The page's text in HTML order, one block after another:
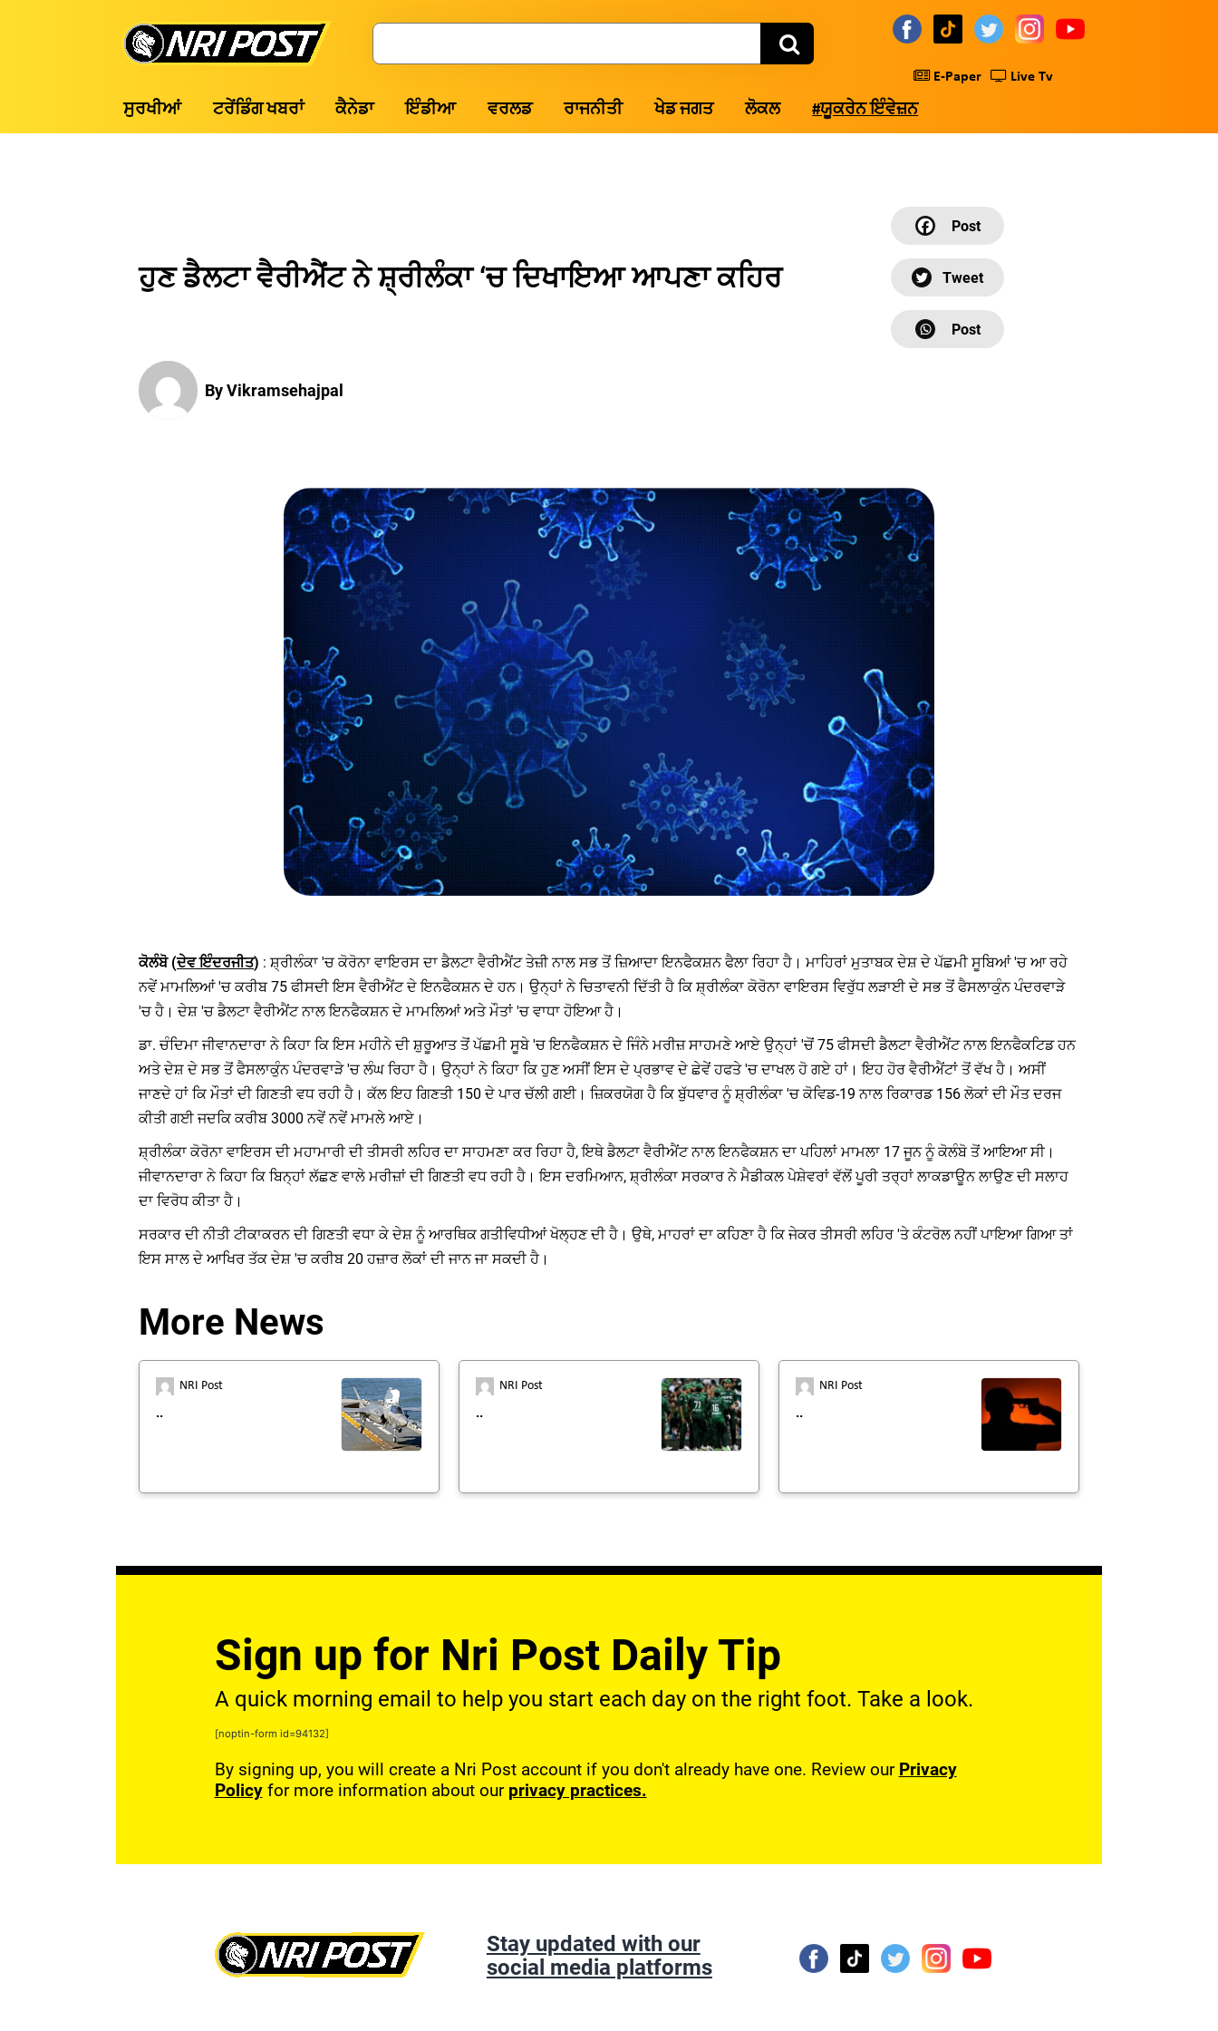
Post
Search
E-Paper Live Tv
ਸੁਰਖੀਆਂ ਟਰੇਂਡਿੰਗ ਖਬਰਾਂ ਕੈਨੇਡਾ ਇੰਡੀਆ ਵਰਲਡ ਰਾਜਨੀਤੀ ਖੇਡ ਜਗਤ ਲੋਕਲ #ਯੂਕਰੇਨ ਇੰਵੇਜ਼ਨ
ਹੁਣ ਡੈਲਟਾ ਵੈਰੀਐਂਟ ਨੇ ਸ਼੍ਰੀਲੰਕਾ ‘ਚ ਦਿਖਾਇਆ ਆਪਣਾ ਕਹਿਰ
By Vikramsehajpal
ਕੋਲੰਬੋ (ਦੇਵ ਇੰਦਰਜੀਤ) : ਸ਼੍ਰੀਲੰਕਾ 'ਚ ਕੋਰੋਨਾ ਵਾਇਰਸ ਦਾ ਡੈਲਟਾ ਵੈਰੀਐਂਟ ਤੇਜ਼ੀ ਨਾਲ ਸਭ ਤੋਂ ਜ਼ਿਆਦਾ ਇਨਫੈਕਸ਼ਨ ਫੈਲਾ ਰਿਹਾ ਹੈ। ਮਾਹਿਰਾਂ ਮੁਤਾਬਕ ਦੇਸ਼ ਦੇ ਪੱਛਮੀ ਸੂਬਿਆਂ 'ਚ ਆ ਰਹੇ
ਨਵੇਂ ਮਾਮਲਿਆਂ 'ਚ ਕਰੀਬ 75 ਫੀਸਦੀ ਇਸ ਵੈਰੀਐਂਟ ਦੇ ਇਨਫੈਕਸ਼ਨ ਦੇ ਹਨ। ਉਨ੍ਹਾਂ ਨੇ ਚਿਤਾਵਨੀ ਦਿੱਤੀ ਹੈ ਕਿ ਸ਼੍ਰੀਲੰਕਾ ਕੋਰੋਨਾ ਵਾਇਰਸ ਵਿਰੁੱਧ ਲੜਾਈ ਦੇ ਸਭ ਤੋਂ ਫੈਸਲਾਕੁੰਨ ਪੰਦਰਵਾੜੇ
'ਚ ਹੈ। ਦੇਸ਼ 'ਚ ਡੈਲਟਾ ਵੈਰੀਐਂਟ ਨਾਲ ਇਨਫੈਕਸ਼ਨ ਦੇ ਮਾਮਲਿਆਂ ਅਤੇ ਮੌਤਾਂ 'ਚ ਵਾਧਾ ਹੋਇਆ ਹੈ।
ਡਾ. ਚੰਦਿਮਾ ਜੀਵਾਨਦਾਰਾ ਨੇ ਕਿਹਾ ਕਿ ਇਸ ਮਹੀਨੇ ਦੀ ਸ਼ੁਰੂਆਤ ਤੋਂ ਪੱਛਮੀ ਸੂਬੇ 'ਚ ਇਨਫੈਕਸ਼ਨ ਦੇ ਜਿੰਨੇ ਮਰੀਜ਼ ਸਾਹਮਣੇ ਆਏ ਉਨ੍ਹਾਂ 'ਚੋਂ 75 ਫੀਸਦੀ ਡੈਲਟਾ ਵੈਰੀਐਂਟ ਨਾਲ ਇਨਫੈਕਟਿਡ ਹਨ
ਅਤੇ ਦੇਸ਼ ਦੇ ਸਭ ਤੋਂ ਫੈਸਲਾਕੁੰਨ ਪੰਦਰਵਾੜੇ 'ਚ ਲੰਘ ਰਿਹਾ ਹੈ। ਉਨ੍ਹਾਂ ਨੇ ਕਿਹਾ ਕਿ ਹੁਣ ਅਸੀਂ ਇਸ ਦੇ ਪ੍ਰਭਾਵ ਦੇ ਛੇਵੇਂ ਹਫਤੇ 'ਚ ਦਾਖਲ ਹੋ ਗਏ ਹਾਂ। ਇਹ ਹੋਰ ਵੈਰੀਐਂਟਾਂ ਤੋਂ ਵੱਖ ਹੈ। ਅਸੀਂ
ਜਾਣਦੇ ਹਾਂ ਕਿ ਮੌਤਾਂ ਦੀ ਗਿਣਤੀ ਵਧ ਰਹੀ ਹੈ। ਕੱਲ ਇਹ ਗਿਣਤੀ 150 ਦੇ ਪਾਰ ਚੱਲੀ ਗਈ। ਜ਼ਿਕਰਯੋਗ ਹੈ ਕਿ ਬੁੱਧਵਾਰ ਨੂੰ ਸ਼੍ਰੀਲੰਕਾ 'ਚ ਕੋਵਿਡ-19 ਨਾਲ ਰਿਕਾਰਡ 156 ਲੋਕਾਂ ਦੀ ਮੌਤ ਦਰਜ
ਕੀਤੀ ਗਈ ਜਦਕਿ ਕਰੀਬ 3000 ਨਵੇਂ ਨਵੇਂ ਮਾਮਲੇ ਆਏ।
ਸ਼੍ਰੀਲੰਕਾ ਕੋਰੋਨਾ ਵਾਇਰਸ ਦੀ ਮਹਾਮਾਰੀ ਦੀ ਤੀਸਰੀ ਲਹਿਰ ਦਾ ਸਾਹਮਣਾ ਕਰ ਰਿਹਾ ਹੈ, ਇਥੇ ਡੈਲਟਾ ਵੈਰੀਐਂਟ ਨਾਲ ਇਨਫੈਕਸ਼ਨ ਦਾ ਪਹਿਲਾਂ ਮਾਮਲਾ 17 ਜੂਨ ਨੂੰ ਕੋਲੰਬੋ ਤੋਂ ਆਇਆ ਸੀ।
ਜੀਵਾਨਦਾਰਾ ਨੇ ਕਿਹਾ ਕਿ ਬਿਨ੍ਹਾਂ ਲੱਛਣ ਵਾਲੇ ਮਰੀਜ਼ਾਂ ਦੀ ਗਿਣਤੀ ਵਧ ਰਹੀ ਹੈ। ਇਸ ਦਰਮਿਆਨ, ਸ਼੍ਰੀਲੰਕਾ ਸਰਕਾਰ ਨੇ ਮੈਡੀਕਲ ਪੇਸ਼ੇਵਰਾਂ ਵੱਲੋਂ ਪੂਰੀ ਤਰ੍ਹਾਂ ਲਾਕਡਾਊਨ ਲਾਉਣ ਦੀ ਸਲਾਹ
ਦਾ ਵਿਰੋਧ ਕੀਤਾ ਹੈ।
ਸਰਕਾਰ ਦੀ ਨੀਤੀ ਟੀਕਾਕਰਨ ਦੀ ਗਿਣਤੀ ਵਧਾ ਕੇ ਦੇਸ਼ ਨੂੰ ਆਰਥਿਕ ਗਤੀਵਿਧੀਆਂ ਖੋਲ੍ਹਣ ਦੀ ਹੈ। ਉਥੇ, ਮਾਹਰਾਂ ਦਾ ਕਹਿਣਾ ਹੈ ਕਿ ਜੇਕਰ ਤੀਸਰੀ ਲਹਿਰ 'ਤੇ ਕੰਟਰੋਲ ਨਹੀਂ ਪਾਇਆ ਗਿਆ ਤਾਂ
ਇਸ ਸਾਲ ਦੇ ਆਖਿਰ ਤੱਕ ਦੇਸ਼ 'ਚ ਕਰੀਬ 20 ਹਜ਼ਾਰ ਲੋਕਾਂ ਦੀ ਜਾਨ ਜਾ ਸਕਦੀ ਹੈ।
More News
NRI Post
..
NRI Post
..
NRI Post
..
Sign up for Nri Post Daily Tip
A quick morning email to help you start each day on the right foot. Take a look.
[noptin-form id=94132]
By signing up, you will create a Nri Post account if you don't already have one. Review our Privacy
Policyfor more information about our privacy practices.
Stay updated with our
social media platforms